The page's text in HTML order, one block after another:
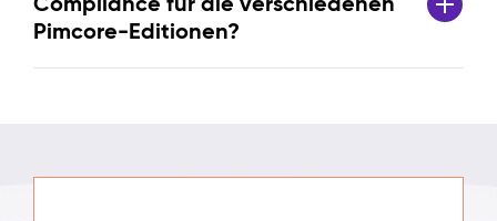
Pimcore-Editionen?